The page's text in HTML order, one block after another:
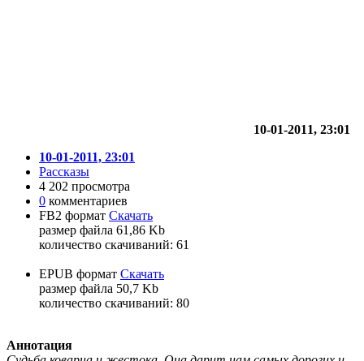
10-01-2011, 23:01
10-01-2011, 23:01
Рассказы
4 202 просмотра
0 комментариев
FB2 формат Скачать
размер файла 61,86 Kb
количество cкачиваний: 61
EPUB формат Скачать
размер файла 50,7 Kb
количество cкачиваний: 80
Аннотация